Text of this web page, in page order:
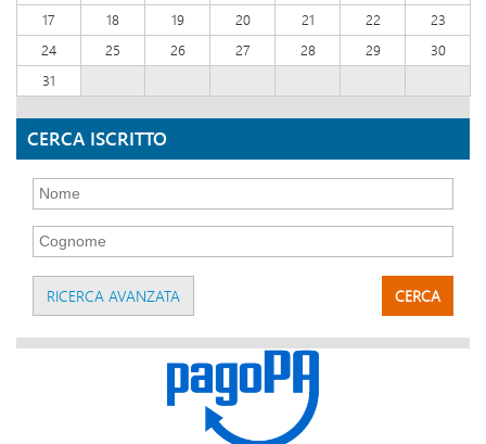
17
18 19 20 21 22
23
24
25 26 27 28 29
30
31
CERCA ISCRITTO
CERCA
RICERCA AVANZATA